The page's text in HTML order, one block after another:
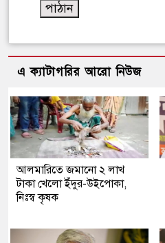
এ ক্যাটাগরির আরো নিউজ
আলমারিতে জমানো ২ লাখ
টাকা খেলো ইঁদুর-উইপোকা,
নিঃস্ব কৃষক